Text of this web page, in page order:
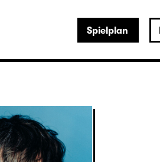
Spielplan